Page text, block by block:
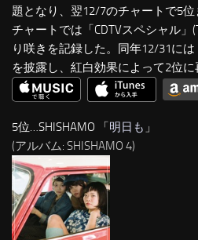
題となり、翌12/7のチャートで5
チャートでは「CDTVスペシャル」
り咲きを記録した。同年12/31に
を披露し、紅白効果によって2位に
5位…SHISHAMO 「明日も 」
(アルバム: SHISHAMO 4)